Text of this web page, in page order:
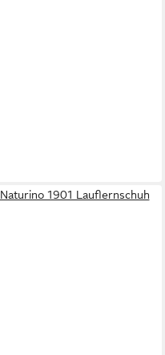
Naturino 1901 Lauflernschuh